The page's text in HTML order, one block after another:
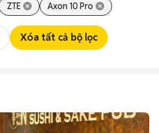
ZTE Axon 10 Pro
Xóa tất cả bộ lọc